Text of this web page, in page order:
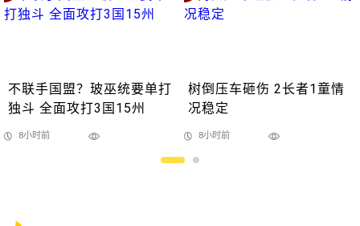
不联手国盟？玻巫统要单打
独斗 全面攻打3国15州
8小时前
树倒压车砸伤 2长者1童情
况稳定
8小时前